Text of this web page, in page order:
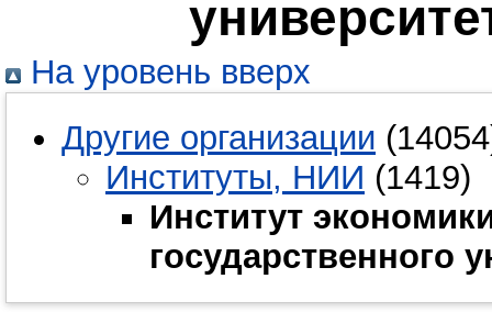
На уровень вверх
Другие организации
Институты, НИИ (1419)
Институт
государственного